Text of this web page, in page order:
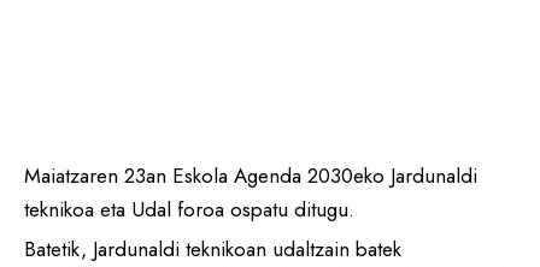
Maiatzaren 23an Eskola Agenda 2030eko Jardunaldi
teknikoa eta Udal foroa ospatu ditugu.
Batetik, Jardunaldi teknikoan udaltzain batek